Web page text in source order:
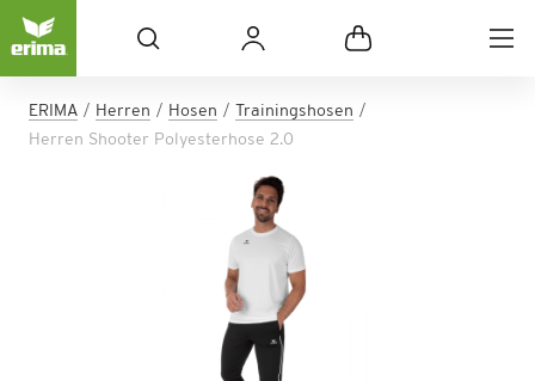
ERIMA Herren Hosen
Trainingshosen
Herren Shooter Polyesterhose 2.0